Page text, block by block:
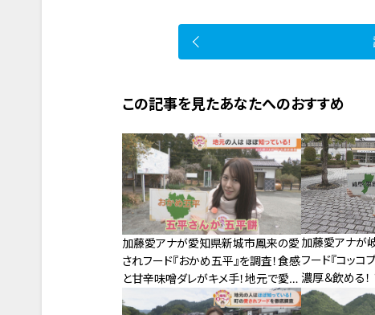
この記事を見たあなたへのおすすめ
加藤愛アナが愛知県新城市鳳来の愛
されフード『おかめ五平』を調査！食感
と甘辛味噌ダレがキメ手！地元で愛さ
れ続ける五平餅
加藤愛アナが
フード『コッコ
濃厚＆飲める
ン